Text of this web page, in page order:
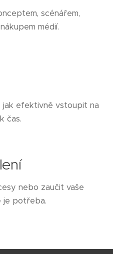
scénářem,
médií.
jak efektivně vstoupit na
čas.
nebo zaučit vaše
je potřeba.